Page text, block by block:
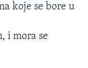
koje se bore u
i mora se